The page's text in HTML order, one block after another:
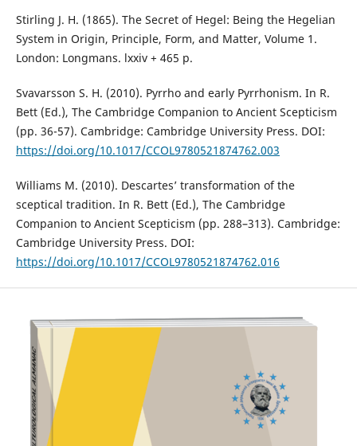
Stirling J. H. (1865). The Secret of Hegel: Being the Hegelian
System in Origin, Principle, Form, and Matter, Volume 1.
London: Longmans. lxxiv + 465 p.
Svavarsson S. H. (2010). Pyrrho and early Pyrrhonism. In R.
Bett (Ed.), The Cambridge Companion to Ancient Scepticism
(pp. 36-57). Cambridge: Cambridge University Press. DOI:
https://doi.org/10.1017/CCOL9780521874762.003
Williams M. (2010). Descartes’ transformation of the
sceptical tradition. In R. Bett (Ed.), The Cambridge
Companion to Ancient Scepticism (pp. 288–313). Cambridge:
Cambridge University Press. DOI:
https://doi.org/10.1017/CCOL9780521874762.016